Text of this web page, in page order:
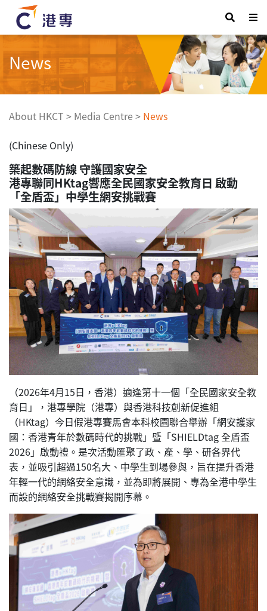
News
About HKCT > Media Centre > News
(Chinese Only)
築起數碼防線 守護國家安全
港專聯同HKtag響應全民國家安全教育日 啟動
「全盾盃」中學生網安挑戰賽
（2026年4月15日，香港）適逢第十一個「全民國家安全教
育日」，港專學院（港專）與香港科技創新促進組
（HKtag）今日假港專賽馬會本科校園聯合舉辦「網安護家
國：香港青年於數碼時代的挑戰」暨「SHIELDtag 全盾盃
2026」啟動禮。是次活動匯聚了政、產、學、研各界代
表，並吸引超過150名大、中學生到場參與，旨在提升香港
年輕一代的網絡安全意識，並為即將展開、專為全港中學生
而設的網絡安全挑戰賽揭開序幕。